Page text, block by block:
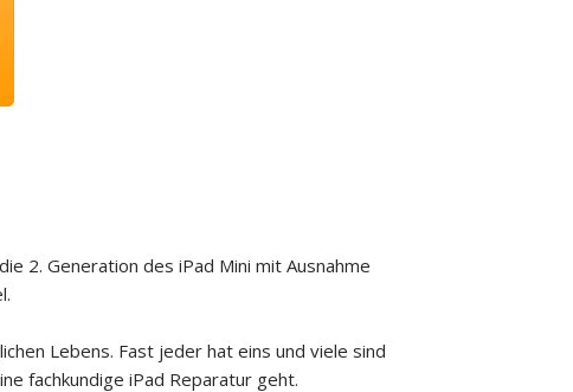
2. Generation des iPad Mini mit Ausnahme
Lebens. Fast jeder hat eins und viele sind
fachkundige iPad Reparatur geht.